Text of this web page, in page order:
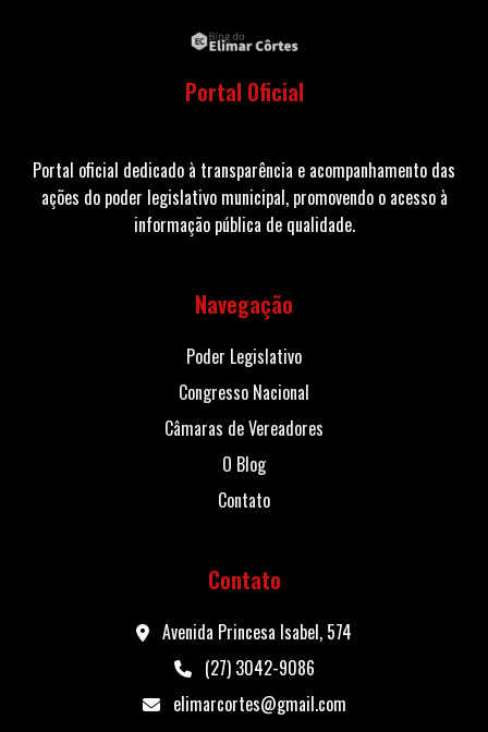
Portal Oficial
Portal oficial dedicado à transparência e acompanhamento das
ações do poder legislativo municipal, promovendo o acesso à
informação pública de qualidade.
Navegação
Poder Legislativo
Congresso Nacional
Câmaras de Vereadores
O Blog
Contato
Contato
Avenida Princesa Isabel, 574
(27) 3042-9086
elimarcortes@gmail.com